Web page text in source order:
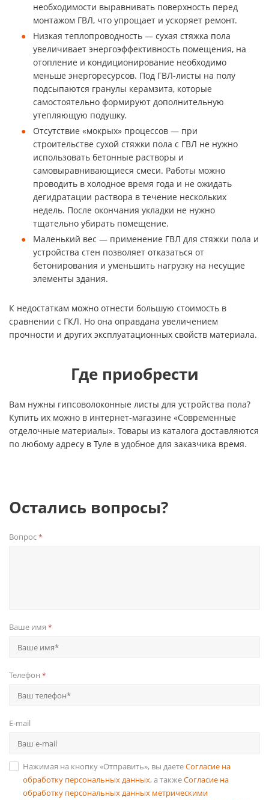
необходимости выравнивать поверхность перед
монтажом ГВЛ, что упрощает и ускоряет ремонт.
Низкая теплопроводность — сухая стяжка пола
увеличивает энергоэффективность помещения, на
отопление и кондиционирование необходимо
меньше энергоресурсов. Под ГВЛ-листы на полу
подсыпаются гранулы керамзита, которые
самостоятельно формируют дополнительную
утепляющую подушку.
Отсутствие «мокрых» процессов — при
строительстве сухой стяжки пола с ГВЛ не нужно
использовать бетонные растворы и
самовыравнивающиеся смеси. Работы можно
проводить в холодное время года и не ожидать
дегидратации раствора в течение нескольких
недель. После окончания укладки не нужно
тщательно убирать помещение.
Маленький вес — применение ГВЛ для стяжки пола и
устройства стен позволяет отказаться от
бетонирования и уменьшить нагрузку на несущие
элементы здания.
К недостаткам можно отнести большую стоимость в
сравнении с ГКЛ. Но она оправдана увеличением
прочности и других эксплуатационных свойств материала.
Где приобрести
Вам нужны гипсоволоконные листы для устройства пола?
Купить их можно в интернет-магазине «Современные
отделочные материалы». Товары из каталога доставляются
по любому адресу в Туле в удобное для заказчика время.
Остались вопросы?
Вопрос*
Ваше имя *
Телефон *
E-mail
Нажимая на кнопку «Отправить», вы даетеСогласие на
обработку персональных данных, а такжеСогласие на
обработку персональных данных метрическими